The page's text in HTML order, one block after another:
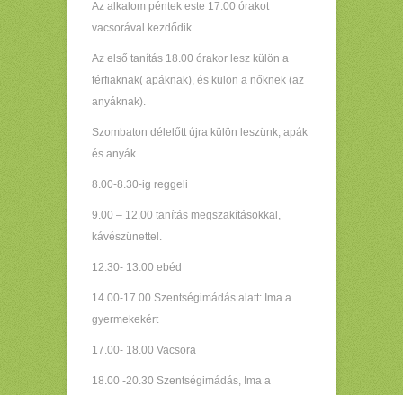
Az alkalom péntek este 17.00 órakot
vacsorával kezdődik.
Az első tanítás 18.00 órakor lesz külön a
férfiaknak( apáknak), és külön a nőknek (az
anyáknak).
Szombaton délelőtt újra külön leszünk, apák
és anyák.
8.00-8.30-ig reggeli
9.00 – 12.00 tanítás megszakításokkal,
kávészünettel.
12.30- 13.00 ebéd
14.00-17.00 Szentségimádás alatt: Ima a
gyermekekért
17.00- 18.00 Vacsora
18.00 -20.30 Szentségimádás, Ima a